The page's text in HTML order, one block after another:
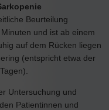
Beurteilung
und ist ab einem
auf dem Rücken liegen
(entspricht etwa der
Untersuchung und
Patientinnen und